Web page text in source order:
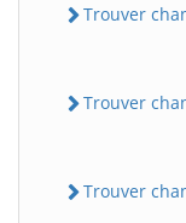
Trouver
Trouver
Trouver